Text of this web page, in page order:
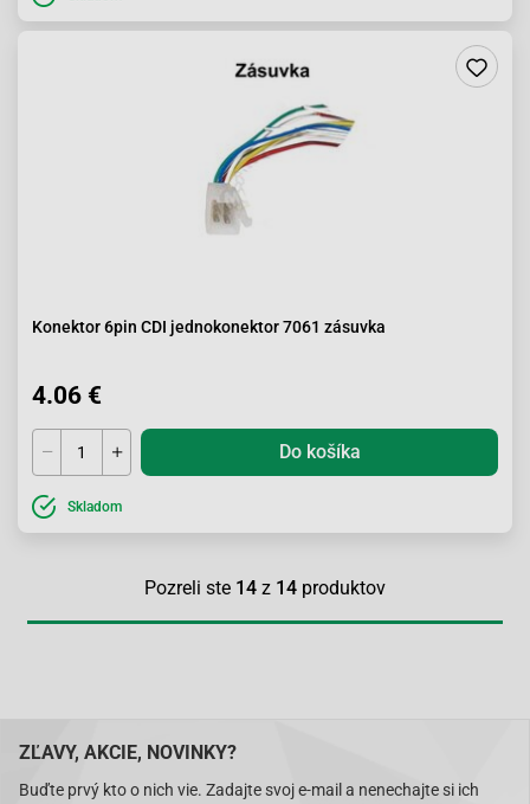
Konektor 6pin CDI jednokonektor 7061 zásuvka
4.06 €
Do košíka
Skladom
Pozreli ste 14 z 14 produktov
ZĽAVY, AKCIE, NOVINKY?
Buďte prvý kto o nich vie. Zadajte svoj e-mail a nenechajte si ich